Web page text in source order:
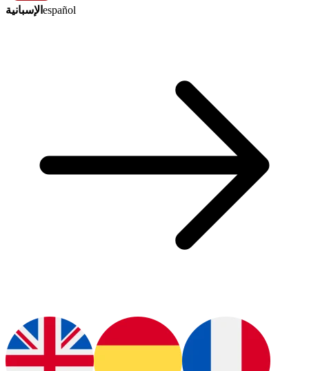
الإسبانية español